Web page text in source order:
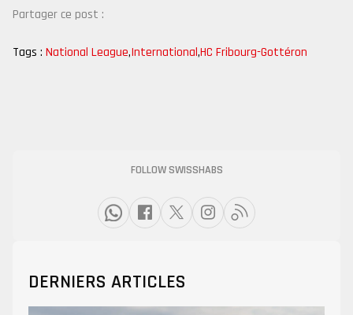
Partager ce post :
Tags : National League,International,HC Fribourg-Gottéron
FOLLOW SWISSHABS
DERNIERS ARTICLES